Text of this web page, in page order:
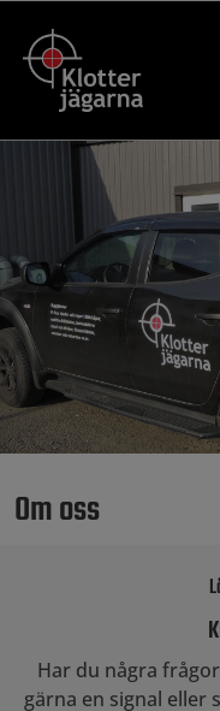
Om oss
Har du några
gärna en signal eller